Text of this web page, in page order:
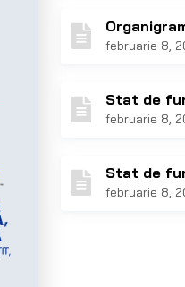
februarie 8,
Stat de
februarie 8,
Stat de
februarie 8,